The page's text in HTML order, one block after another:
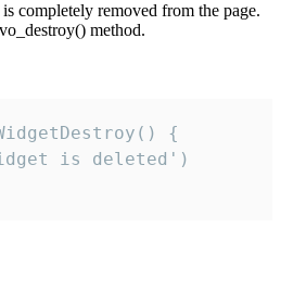
completely removed from the page.
method.
{
is deleted')